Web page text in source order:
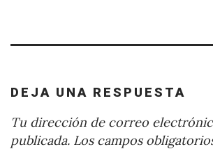
DEJA UNA RESPUESTA
Tu dirección de correo
publicada. Los campos